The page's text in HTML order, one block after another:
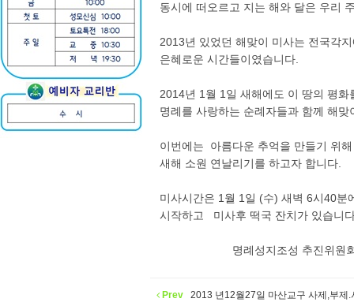
동시에 떠오르고 지는 해와 달은 우리
2013년 있었던 해맞이 미사는 전국각
은혜로운 시간들이였습니다.
2014년 1월 1일 새해에도 이 땅의 평화
명례를 사랑하는 순례자들과 함께 해
이번에는 아름다운 추억을 만들기 위
새해 소원 연날리기를 하고자 합니다.
미사시간은 1월 1일 (수) 새벽 6시40분
시작하고 미사후 떡국 잔치가 있습니
명례성지조성 추진위원
Prev 2013 년12월27일 마산교구 사제,부제.